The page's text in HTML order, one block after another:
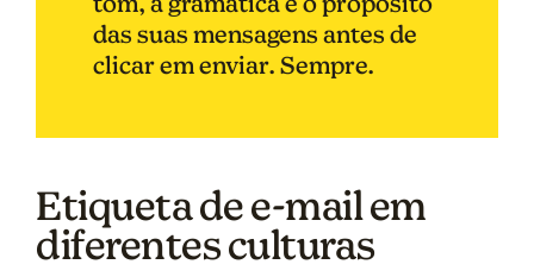
das suas mensagens antes de
clicar em enviar. Sempre.
Etiqueta de e-mail em
diferentes culturas